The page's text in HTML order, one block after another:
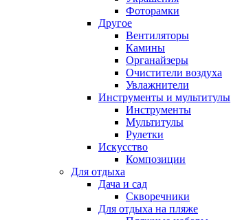
Фоторамки
Другое
Вентиляторы
Камины
Органайзеры
Очистители воздуха
Увлажнители
Инструменты и мультитулы
Инструменты
Мультитулы
Рулетки
Искусство
Композиции
Для отдыха
Дача и сад
Скворечники
Для отдыха на пляже